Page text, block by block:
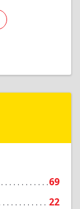
69
22
Подробнее